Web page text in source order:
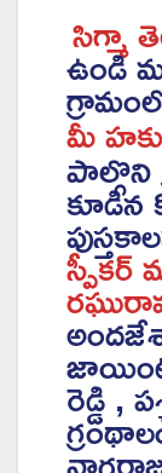
సిగ్మా
ఉండి
మీ
పాల్గొని
కూడిన
స్పీకర్
రెడ్డి ,